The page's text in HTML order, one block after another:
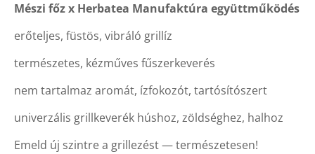
Mészi főz x Herbatea Manufaktúra együttműködés
erőteljes, füstös, vibráló grillíz
természetes, kézműves fűszerkeverés
nem tartalmaz aromát, ízfokozót, tartósítószert
univerzális grillkeverék húshoz, zöldséghez, halhoz
Emeld új szintre a grillezést — természetesen!